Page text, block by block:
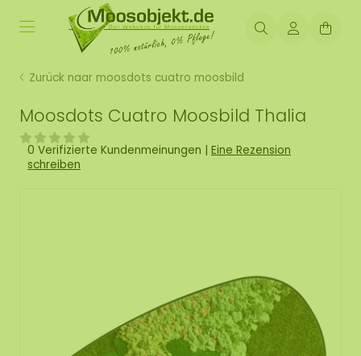
Zurück naar moosdots cuatro moosbild
Moosdots Cuatro Moosbild Thalia
0 Verifizierte Kundenmeinungen | Eine Rezension
schreiben